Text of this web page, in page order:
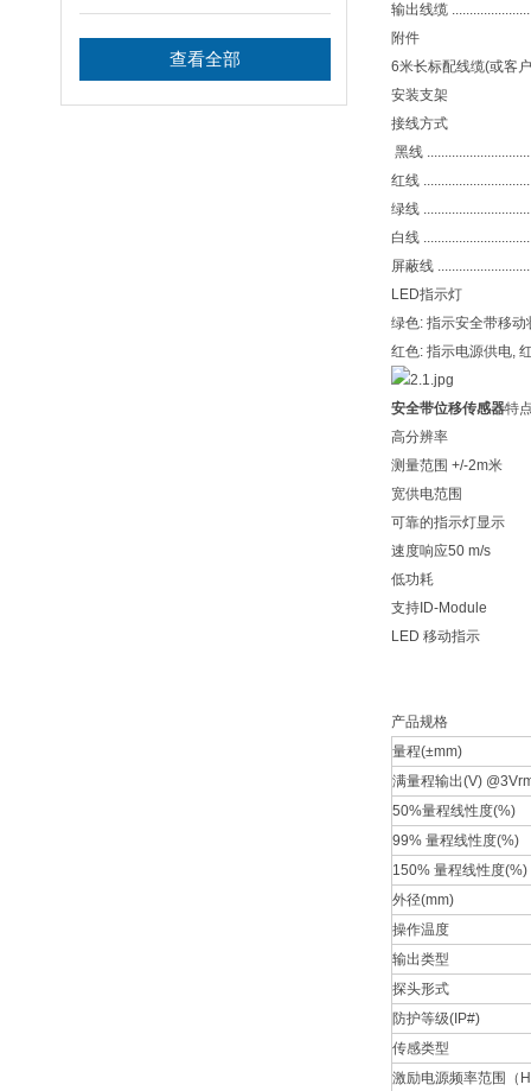
查看全部
输出线缆
附件
6米长标配线缆(或客
安装支架
接线方式
黑线
红线
绿线
白线
屏蔽线
LED指示灯
绿色: 指示安全带移
红色: 指示电源供电,
安全带位移传感器特
高分辨率
测量范围 +/-2m米
宽供电范围
可靠的指示灯显示
速度响应50 m/s
低功耗
支持ID-Module
LED 移动指示
产品规格
量程(±mm)
满量程输出(V)
50%量程线性度(%)
99% 量程线性度(%)
150% 量程线性度(%)
外径(mm)
操作温度
输出类型
探头形式
防护等级(IP#)
传感类型
激励电源频率范围（